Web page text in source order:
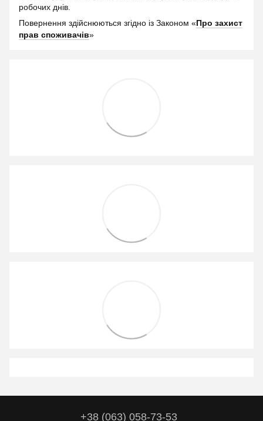
робочих днів.
Повернення здійснюються згідно із Законом «Про захист
прав споживачів»
+38 (063) 058-73-53